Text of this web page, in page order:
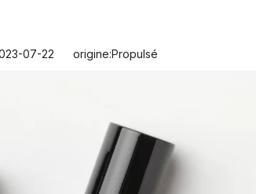
07-22 origine:Propulsé